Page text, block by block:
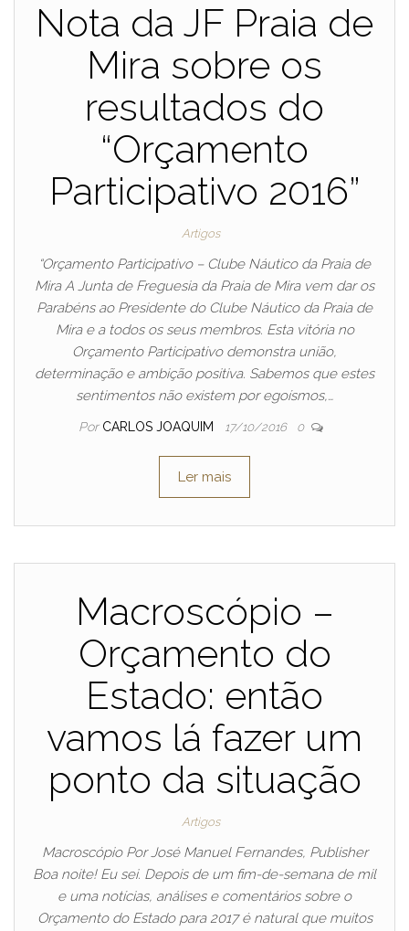
Nota da JF Praia de
Mira sobre os
resultados do
“Orçamento
Participativo 2016”
Artigos
“Orçamento Participativo – Clube Náutico da Praia de
Mira A Junta de Freguesia da Praia de Mira vem dar os
Parabéns ao Presidente do Clube Náutico da Praia de
Mira e a todos os seus membros. Esta vitória no
Orçamento Participativo demonstra união,
determinação e ambição positiva. Sabemos que estes
sentimentos não existem por egoísmos,…
Por CARLOS JOAQUIM 17/10/2016 0
Ler mais
Macroscópio –
Orçamento do
Estado: então
vamos lá fazer um
ponto da situação
Artigos
Macroscópio Por José Manuel Fernandes, Publisher
Boa noite! Eu sei. Depois de um fim-de-semana de mil
e uma notícias, análises e comentários sobre o
Orçamento do Estado para 2017 é natural que muitos